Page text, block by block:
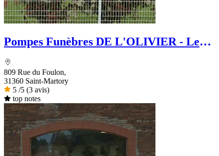
Pompes Funèbres DE L'OLIVIER - Le
809 Rue du Foulon,
31360 Saint-Martory
5 /5 (3 avis)
top notes